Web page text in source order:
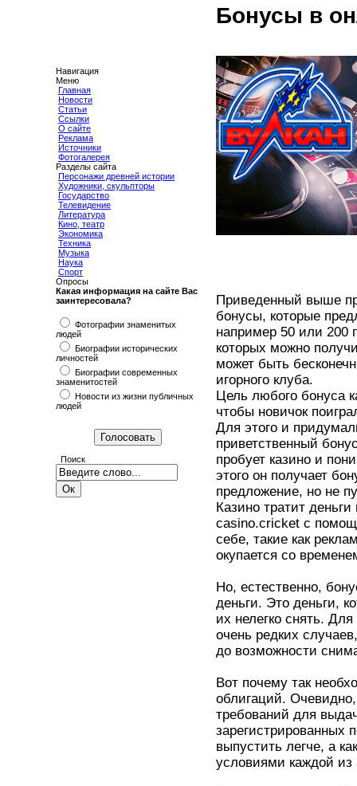
Навигация
Меню
Главная
Новости
Статьи
Ссылки
О сайте
Реклама
Источники
Фотогалерея
Разделы сайта
Персонажи древней истории
Художники, скульпторы
Государство
Телевидение
Литература
Кино, театр
Экономика
Техника
Музыка
Наука
Спорт
Опросы
Какая информация на сайте Вас
заинтересовала?
Фотографии знаменитых
людей
Биографии исторических
личностей
Биографии современных
знаменитостей
Новости из жизни публичных
людей
Поиск
Бонусы в
Приведенный выше
бонусы, которые
например 50 или 200
которых можно
может быть
игорного клуба.
Цель любого бонуса
чтобы новичок
Для этого и
приветственный
пробует казино и
этого он получает
предложение, но не
Казино тратит
casino.cricket с
себе, такие как
окупается со
Но, естественно,
деньги. Это деньги,
их нелегко снять.
очень редких
до возможности
Вот почему так
облигаций.
требований для
зарегистрированных
выпустить легче, а
условиями каждой из